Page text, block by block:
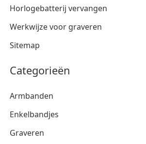
Horlogebatterij vervangen
Werkwijze voor graveren
Sitemap
Categorieën
Armbanden
Enkelbandjes
Graveren